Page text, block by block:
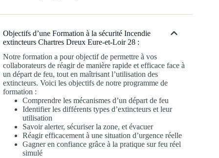
Objectifs d’une Formation à la sécurité Incendie
extincteurs Chartres Dreux Eure-et-Loir 28 :
Notre formation a pour objectif de permettre à vos
collaborateurs de réagir de manière rapide et efficace face à
un départ de feu, tout en maîtrisant l’utilisation des
extincteurs. Voici les objectifs de notre programme de
formation :
Comprendre les mécanismes d’un départ de feu
Identifier les différents types d’extincteurs et leur
utilisation
Savoir alerter, sécuriser la zone, et évacuer
Réagir efficacement à une situation d’urgence réelle
Gagner en confiance grâce à la pratique sur feu réel
simulé